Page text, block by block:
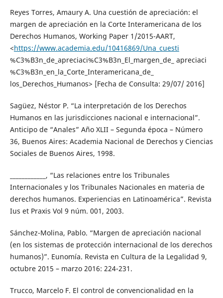
Reyes Torres, Amaury A. Una cuestión de apreciación: el
margen de apreciación en la Corte Interamericana de los
Derechos Humanos, Working Paper 1/2015-AART,
<https://www.academia.edu/10416869/Una_cuesti
%C3%B3n_de_apreciaci%C3%B3n_El_margen_de_ apreciaci
%C3%B3n_en_la_Corte_Interamericana_de_
los_Derechos_Humanos> [Fecha de Consulta: 29/07/ 2016]
Sagüez, Néstor P. “La interpretación de los Derechos
Humanos en las jurisdicciones nacional e internacional”.
Anticipo de “Anales” Año XLII – Segunda época – Número
36, Buenos Aires: Academia Nacional de Derechos y Ciencias
Sociales de Buenos Aires, 1998.
____________, “Las relaciones entre los Tribunales
Internacionales y los Tribunales Nacionales en materia de
derechos humanos. Experiencias en Latinoamérica”. Revista
Ius et Praxis Vol 9 núm. 001, 2003.
Sánchez-Molina, Pablo. “Margen de apreciación nacional
(en los sistemas de protección internacional de los derechos
humanos)”. Eunomía. Revista en Cultura de la Legalidad 9,
octubre 2015 – marzo 2016: 224-231.
Trucco, Marcelo F. El control de convencionalidad en la